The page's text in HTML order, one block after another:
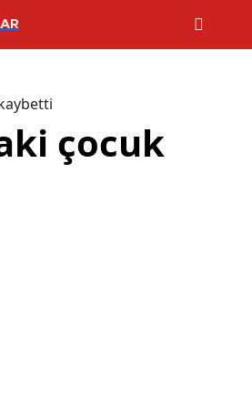
çocuk